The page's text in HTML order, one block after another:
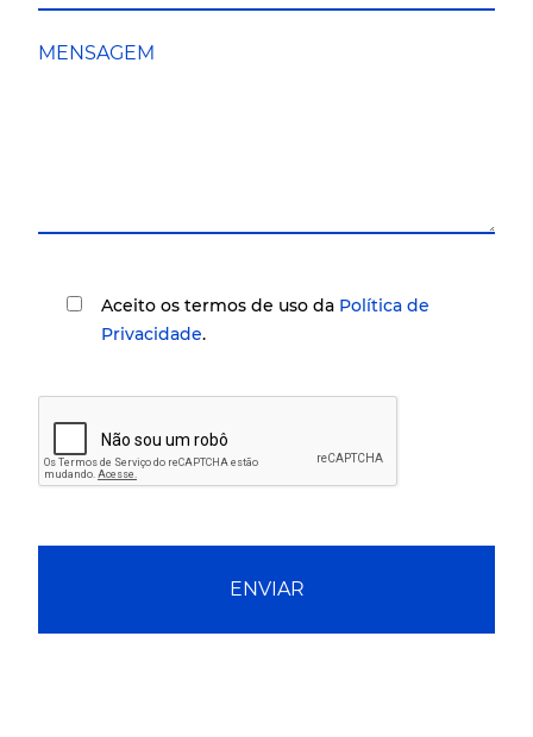
MENSAGEM
Aceito os termos de uso da Política de
Privacidade.
ENVIAR